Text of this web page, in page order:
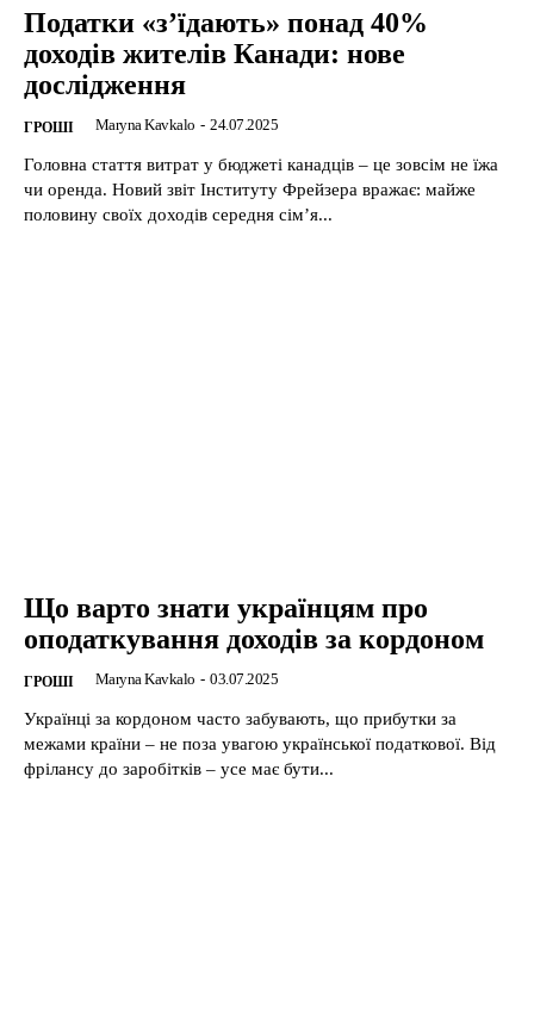
Податки «з’їдають» понад 40%
доходів жителів Канади: нове
дослідження
ГРОШІ Maryna Kavkalo - 24.07.2025
Головна стаття витрат у бюджеті канадців – це зовсім не їжа
чи оренда. Новий звіт Інституту Фрейзера вражає: майже
половину своїх доходів середня сім’я...
Що варто знати українцям про
оподаткування доходів за кордоном
ГРОШІ Maryna Kavkalo - 03.07.2025
Українці за кордоном часто забувають, що прибутки за
межами країни – не поза увагою української податкової. Від
фрілансу до заробітків – усе має бути...